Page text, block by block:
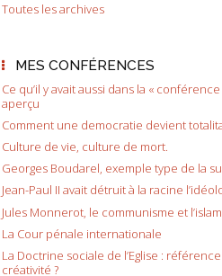
Toutes les archives
MES CONFÉRENCES
Ce qu’il y avait aussi dans la «
aperçu
Comment une democratie devient
Culture de vie, culture de mort.
Georges Boudarel, exemple type de la
Jean-Paul II avait détruit à la racine
Jules Monnerot, le communisme et l’islam
La Cour pénale internationale
La Doctrine sociale de l’Eglise :
créativité ?